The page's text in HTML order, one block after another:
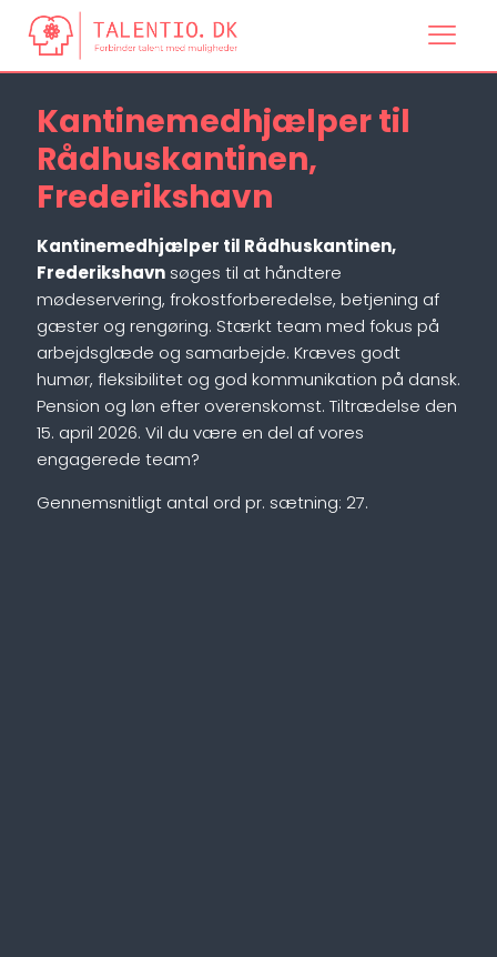
Kantinemedhjælper til
Rådhuskantinen,
Frederikshavn
Kantinemedhjælper til Rådhuskantinen,
Frederikshavn søges til at håndtere
mødeservering, frokostforberedelse, betjening af
gæster og rengøring. Stærkt team med fokus på
arbejdsglæde og samarbejde. Kræves godt
humør, fleksibilitet og god kommunikation på dansk.
Pension og løn efter overenskomst. Tiltrædelse den
15. april 2026. Vil du være en del af vores
engagerede team?
Gennemsnitligt antal ord pr. sætning: 27.